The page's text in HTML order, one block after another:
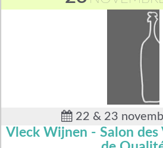
22 & 23
Vleck Wijnen - Salon